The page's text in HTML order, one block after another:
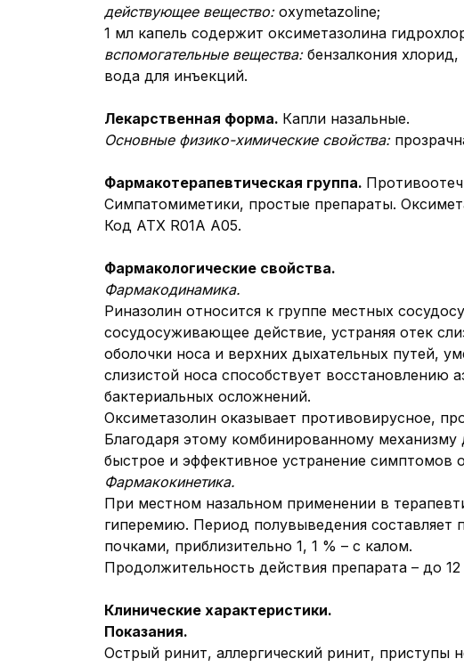
действующее вещество: oxymetazoline;
1 мл капель содержит оксиметазолина
вспомогательные вещества: бензалкония
вода для инъекций.
Лекарственная форма. Капли назальные.
Основные физико-химические свойства:
Фармакотерапевтичеcкая группа.
Симпатомиметики, простые препараты.
Код АТХ R01A A05.
Фармакологические свойства.
Фармакодинамика.
Риназолин относится к группе местных
сосудосуживающее действие, устраняя отек
оболочки носа и верхних дыхательных путей,
слизистой носа способствует восстановлению
бактериальных осложнений.
Оксиметазолин оказывает противовирусное,
Благодаря этому комбинированному
быстрое и эффективное устранение симптомов
Фармакокинетика.
При местном назальном применении в
гиперемию. Период полувыведения составляет
почками, приблизительно 1, 1 % – с калом.
Продолжительность действия препарата – до 12
Клинические характеристики.
Показания.
Острый ринит, аллергический ринит, приступы